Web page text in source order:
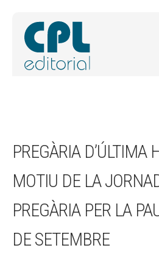
FORMES
SOBRE NOSALTRES
ACTUALITAT
BLOG
PREGÀRIA D’ÚLTIMA
MOTIU DE LA
PREGÀRIA PER LA
DE SETEMBRE